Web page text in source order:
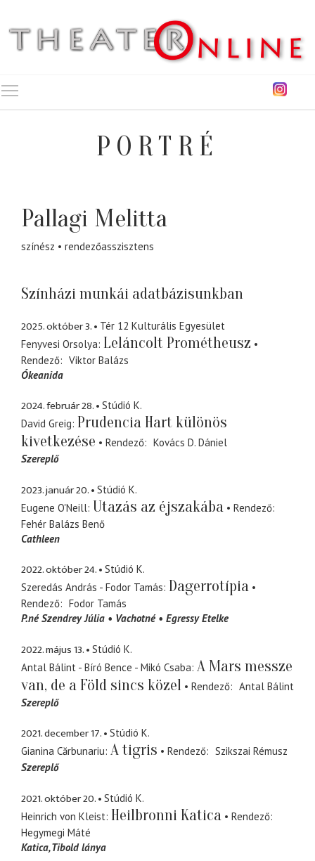
PORTRÉ
Pallagi Melitta
színész rendezőasszisztens
Színházi munkái adatbázisunkban
2025. október 3.
Tér 12 Kulturális Egyesület
Fenyvesi Orsolya Leláncolt Prométheusz
Rendező
Viktor Balázs
Ókeanida
2024. február 28.
Stúdió K.
David Greig Prudencia Hart különös
kivetkezése
Rendező
Kovács D. Dániel
Szereplő
2023. január 20.
Stúdió K.
Eugene O'Neill Utazás az éjszakába
Rendező
Fehér Balázs Benő
Cathleen
2022. október 24.
Stúdió K.
Szeredás András - Fodor Tamás Dagerrotípia
Rendező
Fodor Tamás
P.né Szendrey Júlia
Vachotné Egressy Etelke
2022. május 13.
Stúdió K.
Antal Bálint - Bíró Bence - Mikó Csaba A Mars messze
van, de a Föld sincs közel
Rendező
Antal Bálint
Szereplő
2021. december 17.
Stúdió K.
Gianina Cărbunariu A tigris Rendező
Szikszai Rémusz
Szereplő
2021. október 20.
Stúdió K.
Heinrich von Kleist Heilbronni Katica
Rendező
Hegymegi Máté
Katica Tibold lánya